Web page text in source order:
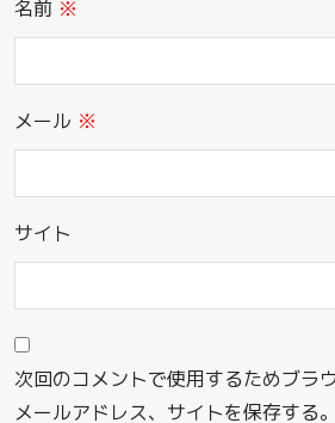
名前 ※
メール ※
サイト
次回のコメントで使用するためブラ
メールアドレス、サイトを保存する。